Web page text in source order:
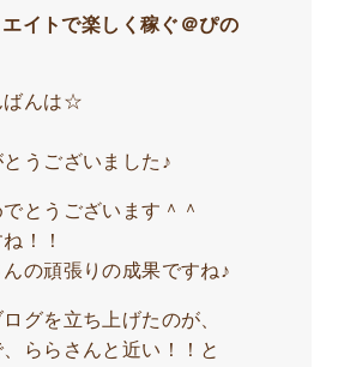
イトで楽しく稼ぐ＠ぴの
ばんは☆
うございました♪
とうございます＾＾
！！
の頑張りの成果ですね♪
グを立ち上げたのが、
ららさんと近い！！と